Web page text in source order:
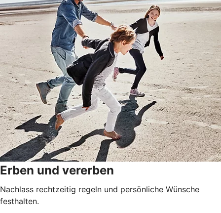
Erben und vererben
Nachlass rechtzeitig regeln und persönliche Wünsche
festhalten.